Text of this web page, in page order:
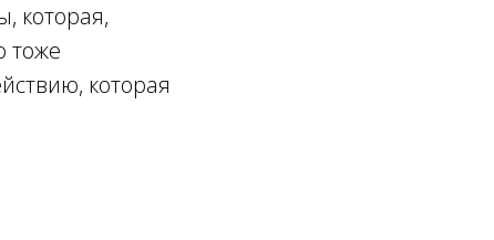
которая,
тоже
которая